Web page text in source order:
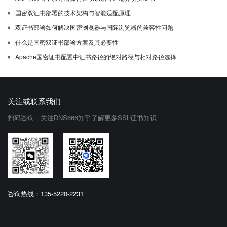
国密双证书部署的技术架构与智能适配原理
双证书部署如何解决国密浏览器与国际浏览器的兼容性问题
什么是国密双证书部署方案及其必要性
Apache国密证书配置中证书路径的绝对路径与相对路径选择
关注或联系我们
扫码咨询，关注DNS666知乎了解更多SSL证书知识
咨询热线：135-5220-2231